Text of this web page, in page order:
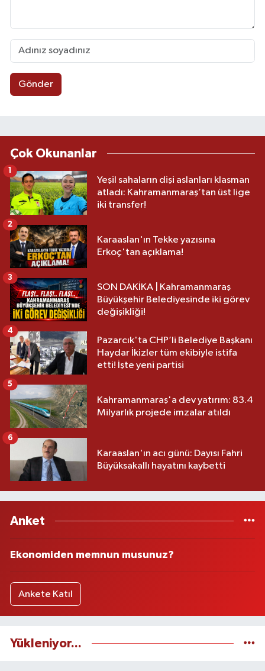
Gönder
Çok Okunanlar
Yeşil sahaların dişi aslanları klasman
atladı: Kahramanmaraş’tan üst lige
iki transfer!
Karaaslan'ın Tekke yazısına
Erkoç'tan açıklama!
2
SON DAKİKA | Kahramanmaraş
Büyükşehir Belediyesinde iki görev
değişikliği!
3
Pazarcık'ta CHP’li Belediye Başkanı
Haydar İkizler tüm ekibiyle istifa
etti! İşte yeni partisi
4
Kahramanmaraş'a dev yatırım: 83.4
Milyarlık projede imzalar atıldı
5
Karaaslan'ın acı günü: Dayısı Fahri
Büyüksakallı hayatını kaybetti
6
Anket
Ekonomiden memnun musunuz?
Ankete Katıl
Yükleniyor...